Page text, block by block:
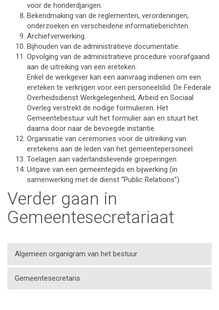
voor de honderdjarigen.
Bekendmaking van de reglementen, verordeningen,
onderzoeken en verscheidene informatieberichten.
Archiefverwerking.
Bijhouden van de administratieve documentatie.
Opvolging van de administratieve procedure voorafgaand
aan de uitreiking van een ereteken.
Enkel de werkgever kan een aanvraag indienen om een
ereteken te verkrijgen voor een personeelslid. De Federale
Overheidsdienst Werkgelegenheid, Arbeid en Sociaal
Overleg verstrekt de nodige formulieren. Het
Gemeentebestuur vult het formulier aan en stuurt het
daarna door naar de bevoegde instantie.
Organisatie van ceremonies voor de uitreiking van
eretekens aan de leden van het gemeentepersoneel.
Toelagen aan vaderlandslievende groeperingen.
Uitgave van een gemeentegids en bijwerking (in
samenwerking met de dienst “Public Relations”).
Verder gaan in
Gemeentesecretariaat
Algemeen organigram van het bestuur
Gemeentesecretaris